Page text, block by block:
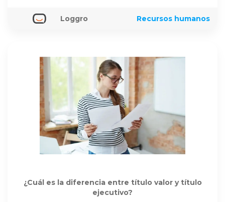
Loggro Recursos humanos
¿Cuál es la diferencia entre título valor y título
ejecutivo?